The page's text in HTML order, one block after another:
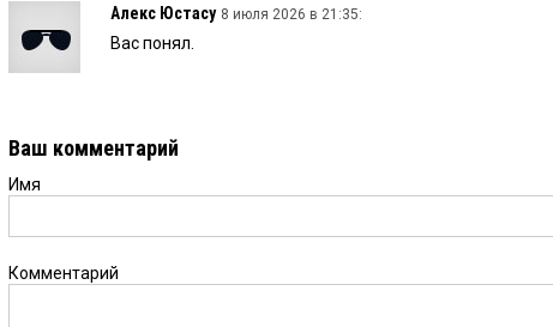
Алекс Юстасу 8 июля 2026 в 21:35:
Вас понял.
Ваш комментарий
Имя
Комментарий